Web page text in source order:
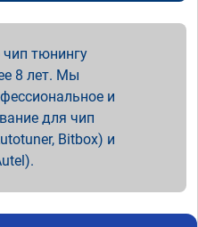
тюнингу
8 лет. Мы
и
для чип
Bitbox) и